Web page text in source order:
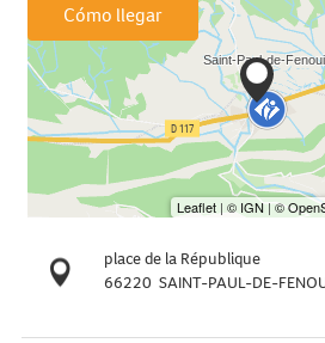
Cómo llegar
place de la République
66220 SAINT-PAUL-DE-